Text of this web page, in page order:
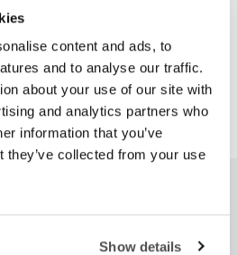
content and ads, to
and to analyse our traffic.
about your use of our site with
and analytics partners who
information that you’ve
they’ve collected from your use
Show details